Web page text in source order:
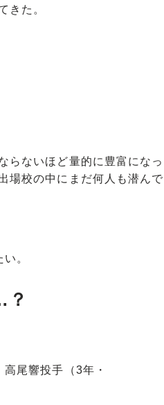
きた。
らないほど量的に豊富になっ
場校の中にまだ何人も潜んで
。
？
尾響投手（3年・